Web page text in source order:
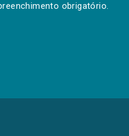
obrigatório.